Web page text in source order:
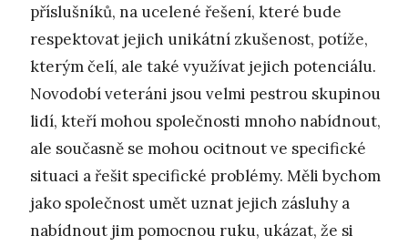
příslušníků, na ucelené řešení, které bude
respektovat jejich unikátní zkušenost, potíže,
kterým čelí, ale také využívat jejich potenciálu.
Novodobí veteráni jsou velmi pestrou skupinou
lidí, kteří mohou společnosti mnoho nabídnout,
ale současně se mohou ocitnout ve specifické
situaci a řešit specifické problémy. Měli bychom
jako společnost umět uznat jejich zásluhy a
nabídnout jim pomocnou ruku, ukázat, že si